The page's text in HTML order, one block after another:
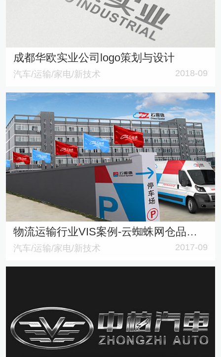
成都华欧实业公司logo策划与设计
汽车/运输/家电/新技术 2018-09
物流运输行业VIS案例-云蜘蛛网仓品牌策划与VI设计
汽车/运输/家电/新技术 2017-09